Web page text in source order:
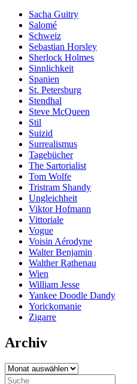
Sacha Guitry
Salomé
Schweiz
Sebastian Horsley
Sherlock Holmes
Sinnlichkeit
Spanien
St. Petersburg
Stendhal
Steve McQueen
Stil
Suizid
Surrealismus
Tagebücher
The Sartorialist
Tom Wolfe
Tristram Shandy
Ungleichheit
Viktor Hofmann
Vittoriale
Vogue
Voisin Aérodyne
Walter Benjamin
Walther Rathenau
Wien
William Jesse
Yankee Doodle Dandy
Yorickomanie
Zigarre
Archiv
Archiv
Search